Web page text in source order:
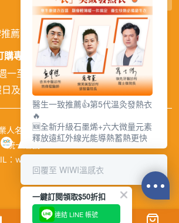
薦 購物需知 | 活動訊息 |企業徵才
購專線:
02-26026810
一至週五 9:00~18:00
日及中午12:00~13:00休息）
人名稱：興濠企業有限公司
統一編號：84941651
：wiwishop168@gmail.com
©wiwi.com
醫生一致推薦👍第5代溫灸發熱衣
🔥
🆕全新升級石墨烯+六大微量元素
釋放遠紅外線光能導熱蓄熱更快
回覆至 WIWI溫感衣
一鍵訂閱領取$50折扣
連結 LINE 帳號